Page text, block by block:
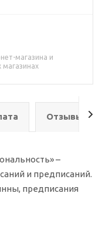
магазина и
магазинах
Отзывы о
–
и предписаний.
предписания